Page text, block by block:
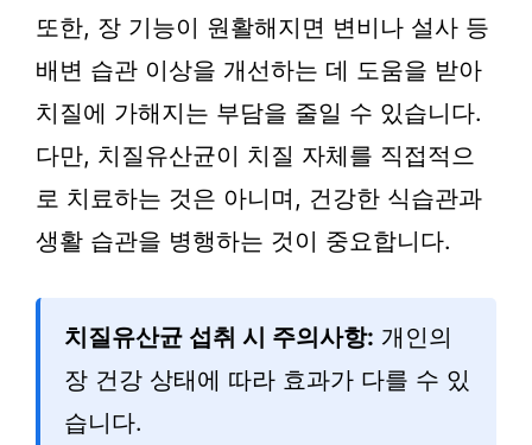
또한, 장 기능이 원활해지면 변비나 설사 등
배변 습관 이상을 개선하는 데 도움을 받아
치질에 가해지는 부담을 줄일 수 있습니다.
다만, 치질유산균이 치질 자체를 직접적으
로 치료하는 것은 아니며, 건강한 식습관과
생활 습관을 병행하는 것이 중요합니다.
치질유산균 섭취 시 주의사항: 개인의
장 건강 상태에 따라 효과가 다를 수 있
습니다.